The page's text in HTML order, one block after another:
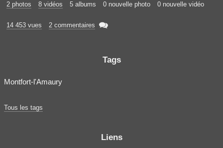
2 photos 8 vidéos 5 albums 0 nouvelle photo 0 nouvelle vidéo
14 453 vues 2 commentaires 
Tags
Montfort-l'Amaury
Tous les tags
Liens